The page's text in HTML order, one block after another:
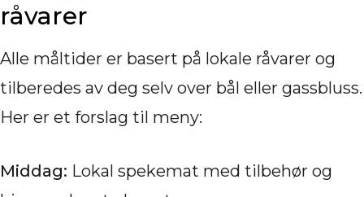
råvarer
Alle måltider er basert på lokale råvarer og
tilberedes av deg selv over bål eller gassbluss.
Her er et forslag til meny:
Middag: Lokal spekemat med tilbehør og